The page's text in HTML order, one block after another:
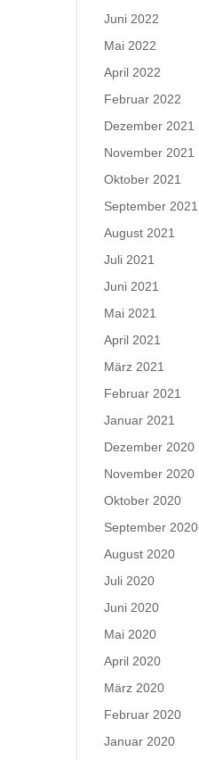
Juni 2022
Mai 2022
April 2022
Februar 2022
Dezember 2021
November 2021
Oktober 2021
September 2021
August 2021
Juli 2021
Juni 2021
Mai 2021
April 2021
März 2021
Februar 2021
Januar 2021
Dezember 2020
November 2020
Oktober 2020
September 2020
August 2020
Juli 2020
Juni 2020
Mai 2020
April 2020
März 2020
Februar 2020
Januar 2020